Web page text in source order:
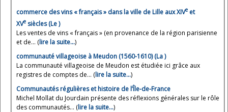
commerce des vins « français » dans la ville de Lille aux XIVe et
XVe siècles (Le )
Les ventes de vins « français » (en provenance de la région parisienne
et de... (lire la suite…)
communauté villageoise à Meudon (1560-1610) (La )
La communauté villageoise de Meudon est étudiée ici grâce aux
registres de comptes de... (lire la suite…)
Communautés régulières et histoire de l’Île-de-France
Michel Mollat du Jourdain présente des réflexions générales sur le rôle
des communautés... (lire la suite…)